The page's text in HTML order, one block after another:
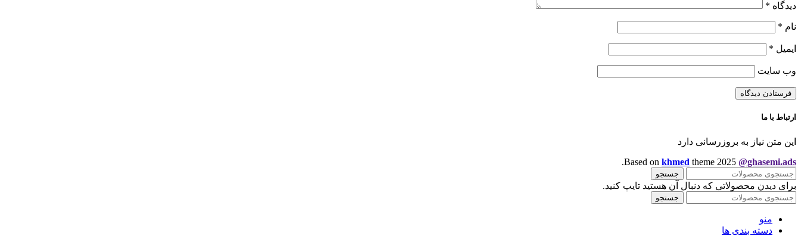
دیدگاه *
نام *
ایمیل *
وب‌ سایت
ارتباط با ما
این متن نیاز به بروزرسانی دارد
Based on khmed theme 2025 @ghasemi.ads
.
جستجو
برای دیدن محصولاتی که دنبال آن هستید تایپ کنید.
جستجو
منو
دسته بندی ها